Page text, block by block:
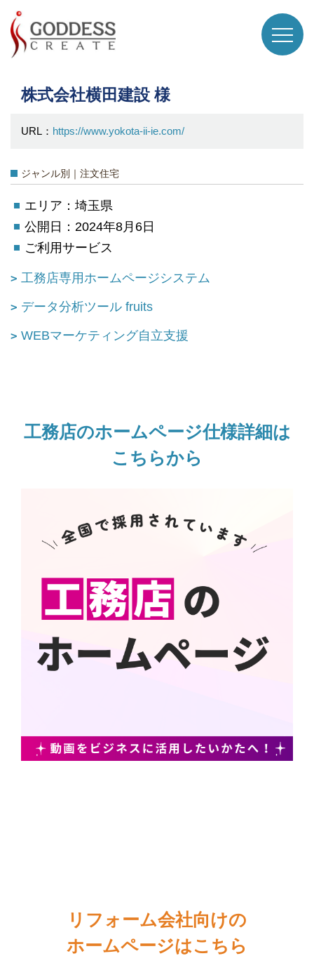
株式会社横田建設 様
URL： https://www.yokota-ii-ie.com/
ジャンル別｜注文住宅
エリア：埼玉県
公開日：2024年8月6日
ご利用サービス
工務店専用ホームページシステム
データ分析ツール fruits
WEBマーケティング自立支援
工務店のホームページ仕様詳細は
こちらから
リフォーム会社向けの
ホームページはこちら